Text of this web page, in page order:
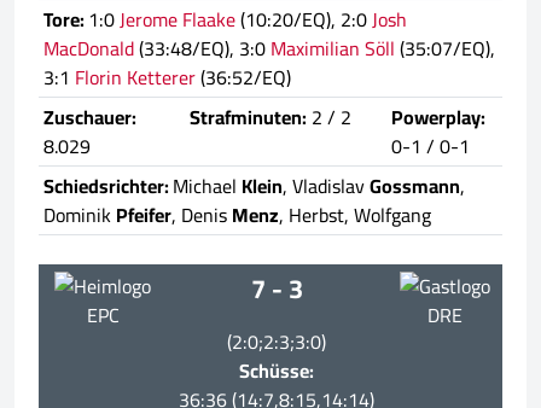
Tore:1:0Jerome Flaake(10:20/EQ), 2:0Josh
MacDonald(33:48/EQ), 3:0Maximilian Söll(35:07/EQ),
3:1 Florin Ketterer(36:52/EQ)
Zuschauer:
8.029
Strafminuten: 2 / 2
Powerplay:
0-1 / 0-1
Schiedsrichter:Michael Klein, VladislavGossmann,
DominikPfeifer, DenisMenz, Herbst, Wolfgang
EPC
7 - 3
(2:0;2:3;3:0)
Schüsse:
36:36 (14:7,8:15,14:14)
DRE